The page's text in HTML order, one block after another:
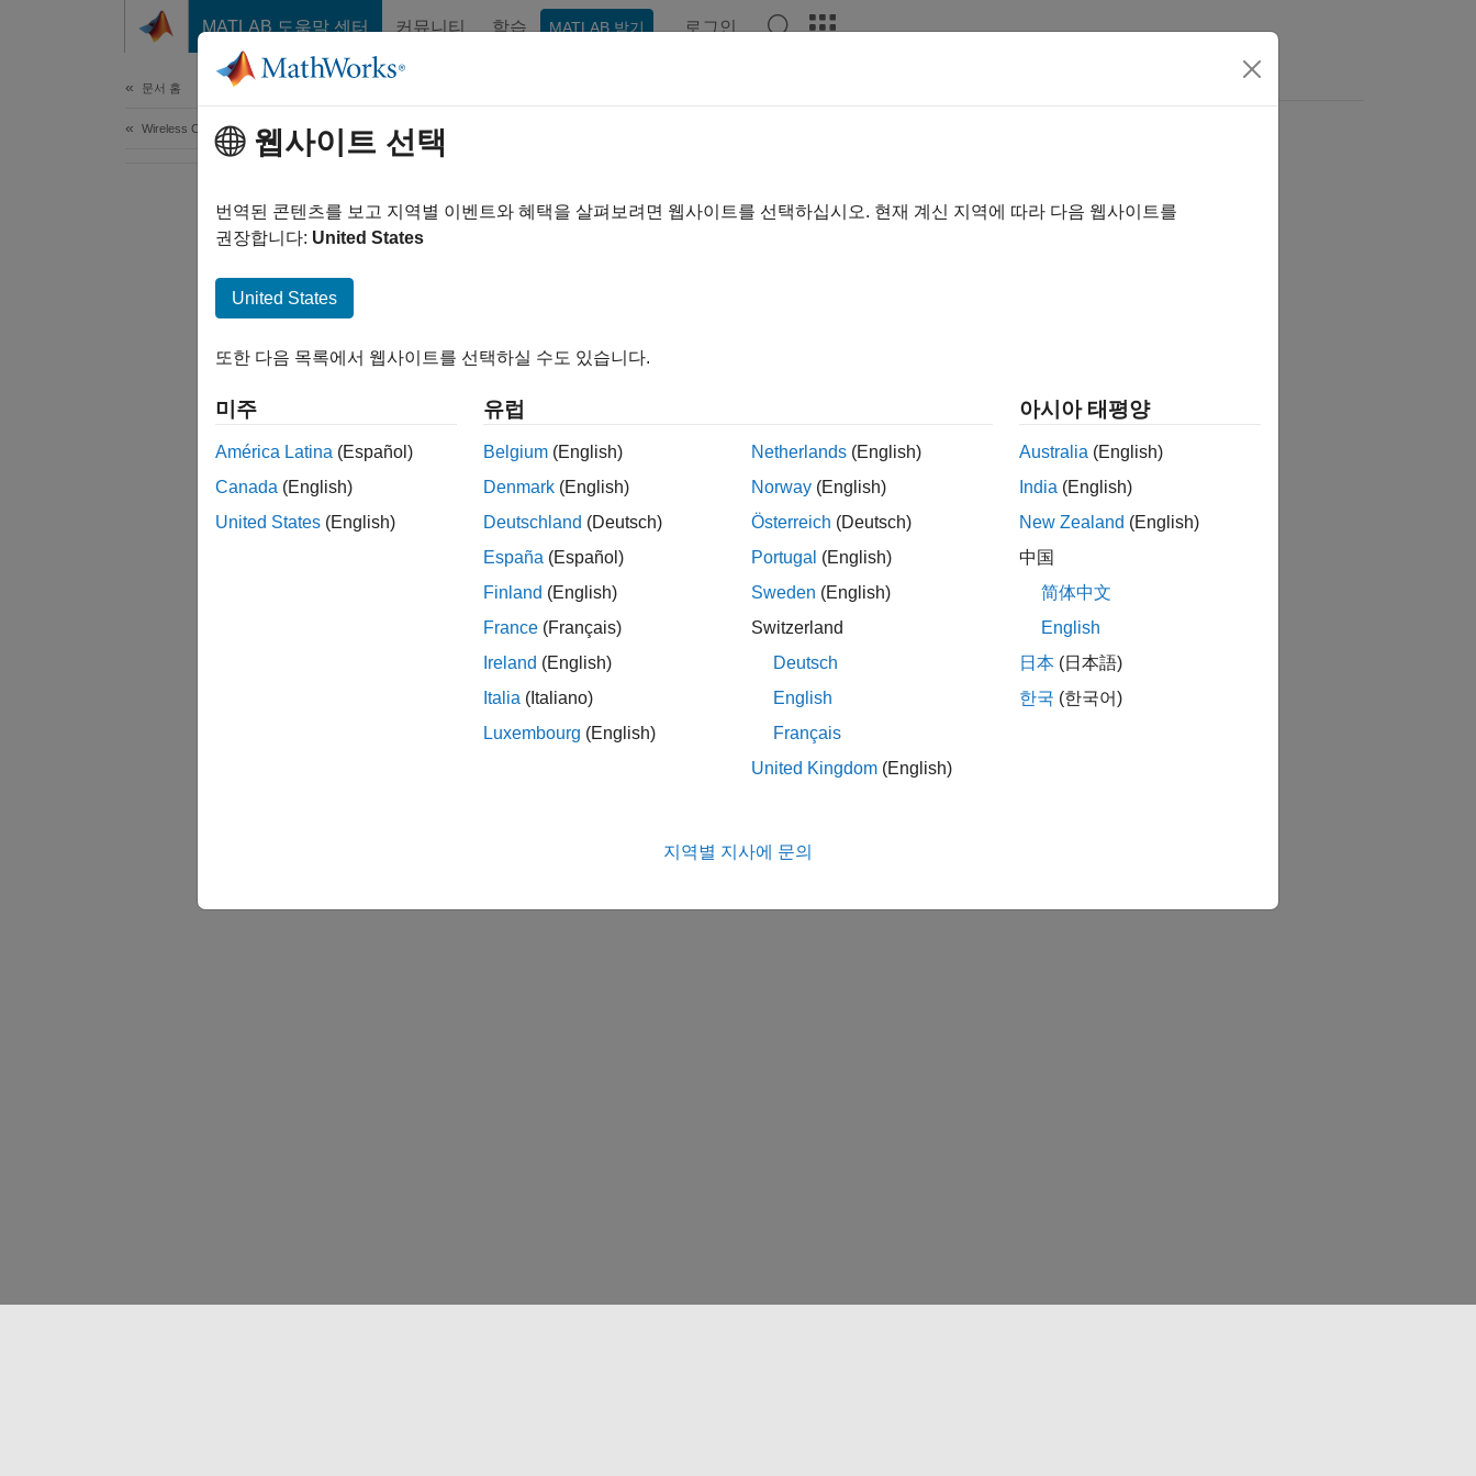
MATLAB 도움말 센터 커뮤니티 학습 MATLAB 받기 로그인
문서 홈
Wireless Communications웹사이트 선택
번역된 콘텐츠를 보고 지역별 이벤트와 혜택을 살펴보려면 웹사이트를 선택하십시오. 현재 계신 지역에 따라 다음 웹사이트를
권장합니다: United States
United States
또한 다음 목록에서 웹사이트를 선택하실 수도 있습니다.
미주
América Latina (Español)
Canada (English)
United States (English)
유럽
Belgium (English)
Denmark (English)
Deutschland (Deutsch)
España (Español)
Finland (English)
France (Français)
Ireland (English)
Italia (Italiano)
Luxembourg (English)
Netherlands (English)
Norway (English)
Österreich (Deutsch)
Portugal (English)
Sweden (English)
Switzerland
Deutsch
English
Français
United Kingdom (English)
아시아 태평양
Australia (English)
India (English)
New Zealand (English)
中国
简体中文
English
日本 (日本語)
한국 (한국어)
지역별 지사에 문의